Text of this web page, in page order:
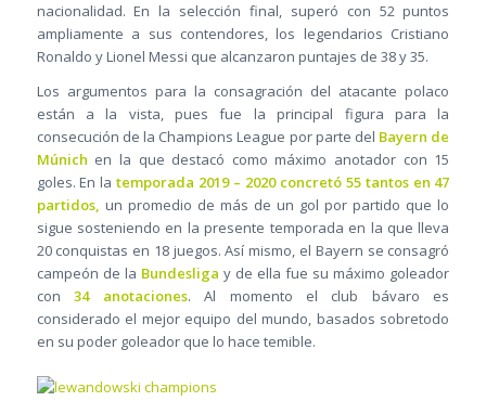
nacionalidad. En la selección final, superó con 52 puntos
ampliamente a sus contendores, los legendarios Cristiano
Ronaldo y Lionel Messi que alcanzaron puntajes de 38 y 35.
Los argumentos para la consagración del atacante polaco
están a la vista, pues fue la principal figura para la
consecución de la Champions League por parte del Bayern de
Múnich en la que destacó como máximo anotador con 15
goles. En latemporada 2019 – 2020 concretó 55 tantos en 47
partidos, un promedio de más de un gol por partido que lo
sigue sosteniendo en la presente temporada en la que lleva
20 conquistas en 18 juegos. Así mismo, el Bayern se consagró
campeón de la Bundesliga y de ella fue su máximo goleador
con34 anotaciones. Al momento el club bávaro es
considerado el mejor equipo del mundo, basados sobretodo
en su poder goleador que lo hace temible.